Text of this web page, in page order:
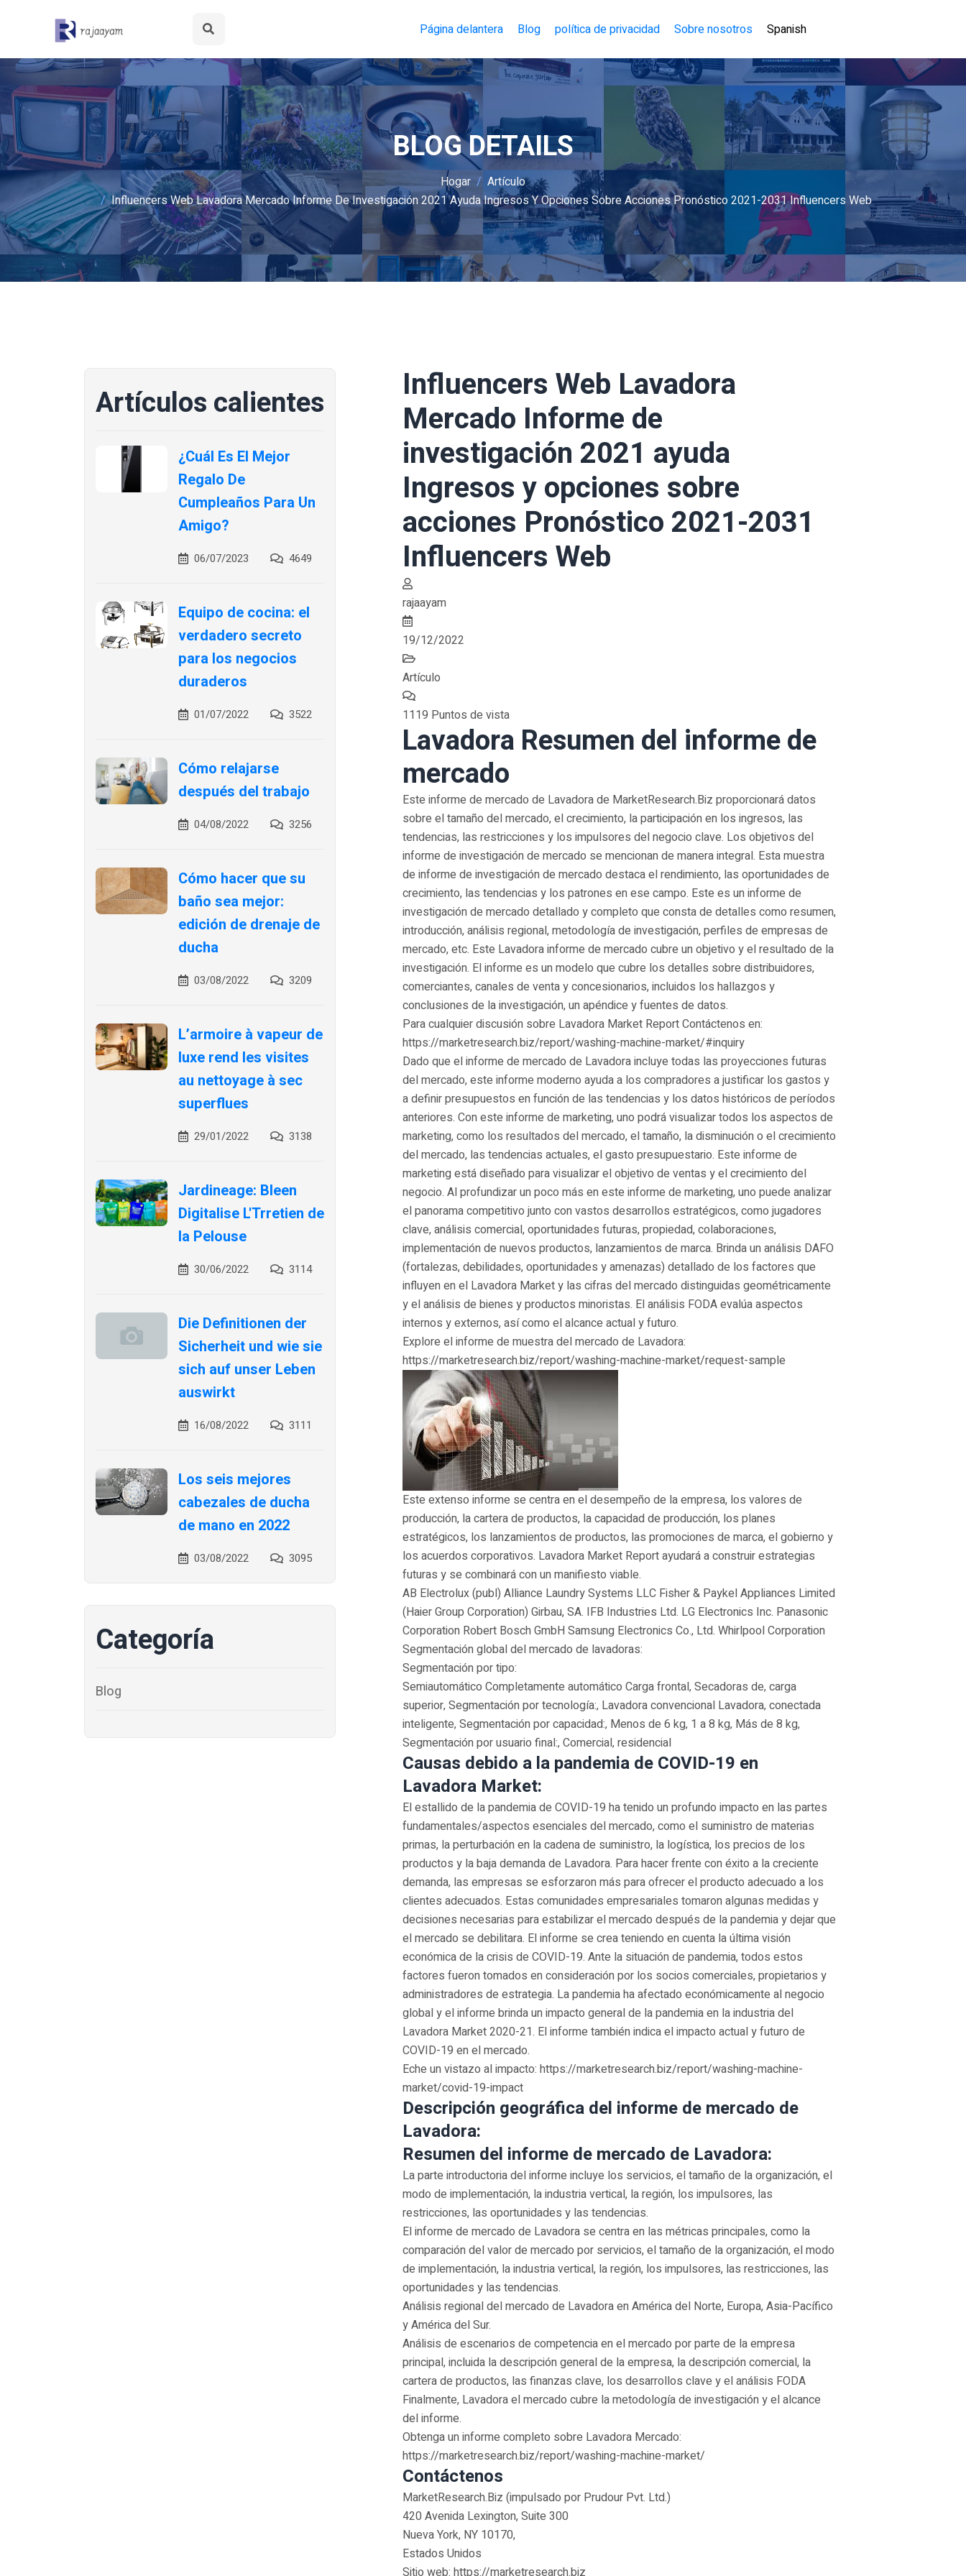
Página delantera Blog política de privacidad Sobre nosotros Spanish
BLOG DETAILS
Hogar
Artículo
Influencers Web Lavadora Mercado Informe De Investigación 2021 Ayuda Ingresos Y Opciones Sobre Acciones Pronóstico 2021-2031 Influencers Web
Artículos calientes
¿Cuál Es El Mejor
Regalo De
Cumpleaños Para Un
Amigo?
06/07/2023 4649
Equipo de cocina: el
verdadero secreto
para los negocios
duraderos
01/07/2022 3522
Cómo relajarse
después del trabajo
04/08/2022 3256
Cómo hacer que su
baño sea mejor:
edición de drenaje de
ducha
03/08/2022 3209
L’armoire à vapeur de
luxe rend les visites
au nettoyage à sec
superflues
29/01/2022 3138
Jardineage: Bleen
Digitalise L'Trretien de
la Pelouse
30/06/2022 3114
Die Definitionen der
Sicherheit und wie sie
sich auf unser Leben
auswirkt
16/08/2022 3111
Los seis mejores
cabezales de ducha
de mano en 2022
03/08/2022 3095
Categoría
Blog
Influencers Web Lavadora
Mercado Informe de
investigación 2021 ayuda
Ingresos y opciones sobre
acciones Pronóstico 2021-2031
Influencers Web
rajaayam
19/12/2022
Artículo
1119 Puntos de vista
Lavadora Resumen del informe de
mercado
Este informe de mercado de Lavadora de MarketResearch.Biz proporcionará datos
sobre el tamaño del mercado, el crecimiento, la participación en los ingresos, las
tendencias, las restricciones y los impulsores del negocio clave. Los objetivos del
informe de investigación de mercado se mencionan de manera integral. Esta muestra
de informe de investigación de mercado destaca el rendimiento, las oportunidades de
crecimiento, las tendencias y los patrones en ese campo. Este es un informe de
investigación de mercado detallado y completo que consta de detalles como resumen,
introducción, análisis regional, metodología de investigación, perfiles de empresas de
mercado, etc. Este Lavadora informe de mercado cubre un objetivo y el resultado de la
investigación. El informe es un modelo que cubre los detalles sobre distribuidores,
comerciantes, canales de venta y concesionarios, incluidos los hallazgos y
conclusiones de la investigación, un apéndice y fuentes de datos.
Para cualquier discusión sobre Lavadora Market Report Contáctenos en:
https://marketresearch.biz/report/washing-machine-market/#inquiry
Dado que el informe de mercado de Lavadora incluye todas las proyecciones futuras
del mercado, este informe moderno ayuda a los compradores a justificar los gastos y
a definir presupuestos en función de las tendencias y los datos históricos de períodos
anteriores. Con este informe de marketing, uno podrá visualizar todos los aspectos de
marketing, como los resultados del mercado, el tamaño, la disminución o el crecimiento
del mercado, las tendencias actuales, el gasto presupuestario. Este informe de
marketing está diseñado para visualizar el objetivo de ventas y el crecimiento del
negocio. Al profundizar un poco más en este informe de marketing, uno puede analizar
el panorama competitivo junto con vastos desarrollos estratégicos, como jugadores
clave, análisis comercial, oportunidades futuras, propiedad, colaboraciones,
implementación de nuevos productos, lanzamientos de marca. Brinda un análisis DAFO
(fortalezas, debilidades, oportunidades y amenazas) detallado de los factores que
influyen en el Lavadora Market y las cifras del mercado distinguidas geométricamente
y el análisis de bienes y productos minoristas. El análisis FODA evalúa aspectos
internos y externos, así como el alcance actual y futuro.
Explore el informe de muestra del mercado de Lavadora:
https://marketresearch.biz/report/washing-machine-market/request-sample
Este extenso informe se centra en el desempeño de la empresa, los valores de
producción, la cartera de productos, la capacidad de producción, los planes
estratégicos, los lanzamientos de productos, las promociones de marca, el gobierno y
los acuerdos corporativos. Lavadora Market Report ayudará a construir estrategias
futuras y se combinará con un manifiesto viable.
AB Electrolux (publ) Alliance Laundry Systems LLC Fisher & Paykel Appliances Limited
(Haier Group Corporation) Girbau, SA. IFB Industries Ltd. LG Electronics Inc. Panasonic
Corporation Robert Bosch GmbH Samsung Electronics Co., Ltd. Whirlpool Corporation
Segmentación global del mercado de lavadoras:
Segmentación por tipo:
Semiautomático Completamente automático Carga frontal‚ Secadoras de‚ carga
superior‚ Segmentación por tecnología:‚ Lavadora convencional Lavadora‚ conectada
inteligente‚ Segmentación por capacidad:‚ Menos de 6 kg‚ 1 a 8 kg‚ Más de 8 kg‚
Segmentación por usuario final:‚ Comercial‚ residencial
Causas debido a la pandemia de COVID-19 en
Lavadora Market:
El estallido de la pandemia de COVID-19 ha tenido un profundo impacto en las partes
fundamentales/aspectos esenciales del mercado, como el suministro de materias
primas, la perturbación en la cadena de suministro, la logística, los precios de los
productos y la baja demanda de Lavadora. Para hacer frente con éxito a la creciente
demanda, las empresas se esforzaron más para ofrecer el producto adecuado a los
clientes adecuados. Estas comunidades empresariales tomaron algunas medidas y
decisiones necesarias para estabilizar el mercado después de la pandemia y dejar que
el mercado se debilitara. El informe se crea teniendo en cuenta la última visión
económica de la crisis de COVID-19. Ante la situación de pandemia, todos estos
factores fueron tomados en consideración por los socios comerciales, propietarios y
administradores de estrategia. La pandemia ha afectado económicamente al negocio
global y el informe brinda un impacto general de la pandemia en la industria del
Lavadora Market 2020-21. El informe también indica el impacto actual y futuro de
COVID-19 en el mercado.
Eche un vistazo al impacto: https://marketresearch.biz/report/washing-machine-
market/covid-19-impact
Descripción geográfica del informe de mercado de
Lavadora:
Resumen del informe de mercado de Lavadora:
La parte introductoria del informe incluye los servicios, el tamaño de la organización, el
modo de implementación, la industria vertical, la región, los impulsores, las
restricciones, las oportunidades y las tendencias.
El informe de mercado de Lavadora se centra en las métricas principales, como la
comparación del valor de mercado por servicios, el tamaño de la organización, el modo
de implementación, la industria vertical, la región, los impulsores, las restricciones, las
oportunidades y las tendencias.
Análisis regional del mercado de Lavadora en América del Norte, Europa, Asia-Pacífico
y América del Sur.
Análisis de escenarios de competencia en el mercado por parte de la empresa
principal, incluida la descripción general de la empresa, la descripción comercial, la
cartera de productos, las finanzas clave, los desarrollos clave y el análisis FODA
Finalmente, Lavadora el mercado cubre la metodología de investigación y el alcance
del informe.
Obtenga un informe completo sobre Lavadora Mercado:
https://marketresearch.biz/report/washing-machine-market/
Contáctenos
MarketResearch.Biz (impulsado por Prudour Pvt. Ltd.)
420 Avenida Lexington, Suite 300
Nueva York, NY 10170,
Estados Unidos
Sitio web: https://marketresearch.biz